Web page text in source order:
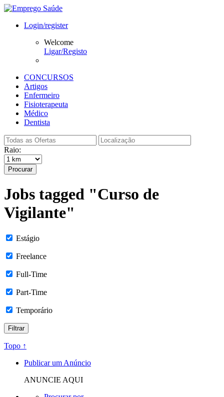
Login/register
Welcome
Ligar/Registo
CONCURSOS
Artigos
Enfermeiro
Fisioterapeuta
Médico
Dentista
Raio:
Procurar
Jobs tagged "Curso de
Vigilante"
Estágio
Freelance
Full-Time
Part-Time
Temporário
Topo ↑
Publicar um Anúncio
ANUNCIE AQUI